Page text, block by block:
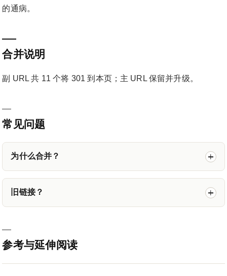
的通病。
合并说明
副 URL 共 11 个将 301 到本页；主 URL 保留并升级。
常见问题
为什么合并？
旧链接？
参考与延伸阅读